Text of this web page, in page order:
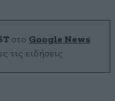
στο Google News
τις ειδήσεις